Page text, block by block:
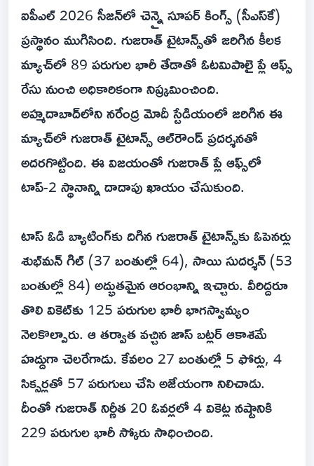
ఐపీఎల్ 2026 సీజన్‌లో చెన్నై సూపర్ కింగ్స్ (సీఎస్‌కే)
ప్రస్థానం ముగిసింది. గుజరాత్ టైటాన్స్‌తో జరిగిన కీలక
మ్యాచ్‌లో 89 పరుగుల భారీ తేడాతో ఓటమిపాలై ప్లే ఆఫ్స్
రేసు నుంచి అధికారికంగా నిష్క్రమించింది.
అహ్మదాబాద్‌లోని నరేంద్ర మోదీ స్టేడియంలో జరిగిన ఈ
మ్యాచ్‌లో గుజరాత్ టైటాన్స్ ఆల్‌రౌండ్ ప్రదర్శనతో
అదరగొట్టింది. ఈ విజయంతో గుజరాత్ ప్లే ఆఫ్స్‌లో
టాప్-2 స్థానాన్ని దాదాపు ఖాయం చేసుకుంది.
టాస్ ఓడి బ్యాటింగ్‌కు దిగిన గుజరాత్ టైటాన్స్‌కు ఓపెనర్లు
శుభ్‌మన్ గిల్ (37 బంతుల్లో 64), సాయి సుదర్శన్ (53
బంతుల్లో 84) అద్భుతమైన ఆరంభాన్ని ఇచ్చారు. వీరిద్దరూ
తొలి వికెట్‌కు 125 పరుగుల భారీ భాగస్వామ్యం
నెలకొల్పారు. ఆ తర్వాత వచ్చిన జాస్ బట్లర్ ఆకాశమే
హద్దుగా చెలరేగాడు. కేవలం 27 బంతుల్లో 5 ఫోర్లు, 4
సిక్సర్లతో 57 పరుగులు చేసి అజేయంగా నిలిచాడు.
దీంతో గుజరాత్ నిర్ణీత 20 ఓవర్లలో 4 వికెట్ల నష్టానికి
229 పరుగుల భారీ స్కోరు సాధించింది.